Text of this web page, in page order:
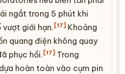
ngắt trong 5 phút khi
giới hạn. [17] Khoảng
quang điện không quay
phục hồi. [17] Trong
hoàn toàn vào cụm pin